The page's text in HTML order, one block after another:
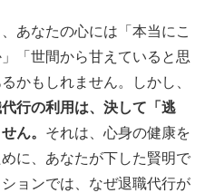
あなたの心には「本当にこ
「世間から甘えていると思
かもしれません。しかし、
行の利用は、決して「逃
ん。 それは、心身の健康を
に、あなたが下した賢明で
ョンでは、なぜ退職代行が